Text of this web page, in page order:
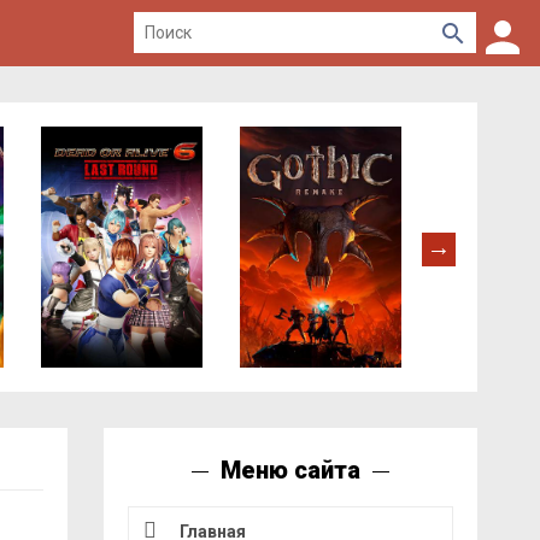
Меню сайта
Главная